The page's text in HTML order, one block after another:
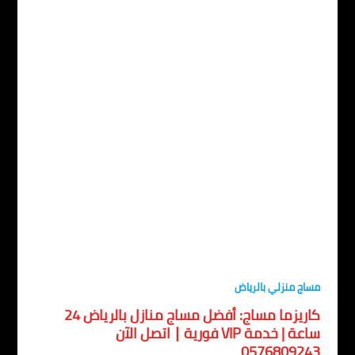
منزلي بالرياض
كاريزما مساج: أفضل مساج منازل بالرياض 24
ساعة | خدمة VIP فورية ∣ اتصل الآن